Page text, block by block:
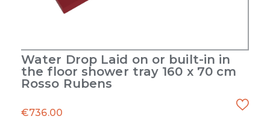
Water Drop Laid on or built-in in
the floor shower tray 160 x 70 cm
Rosso Rubens
€736.00